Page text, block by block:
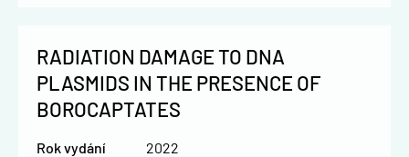
RADIATION DAMAGE TO DNA
PLASMIDS IN THE PRESENCE OF
BOROCAPTATES
Rok vydání 2022